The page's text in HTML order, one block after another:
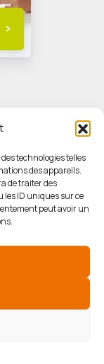
technologies telles
des appareils.
de traiter des
les ID uniques sur ce
peut avoir un